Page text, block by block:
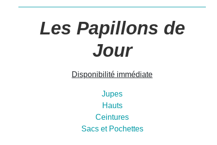
Les Papillons de
Jour
Disponibilité immédiate
Jupes
Hauts
Ceintures
Sacs et Pochettes